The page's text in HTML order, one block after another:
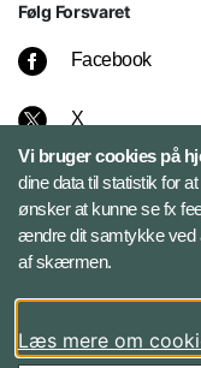
Følg Forsvaret
Facebook
X
Instagram
Bluesky
LinkedIn
Vi bruger cookies på
dine data til statistik for
ønsker at kunne se fx
ændre dit samtykke ved
af skærmen.
Læs mere om